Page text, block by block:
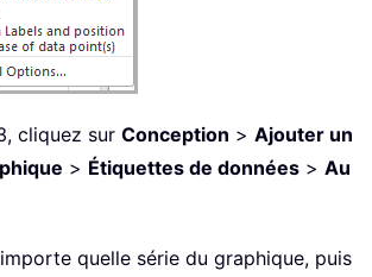
cliquez sur Conception > Ajouter un
> Étiquettes de données > Au
quelle série du graphique, puis